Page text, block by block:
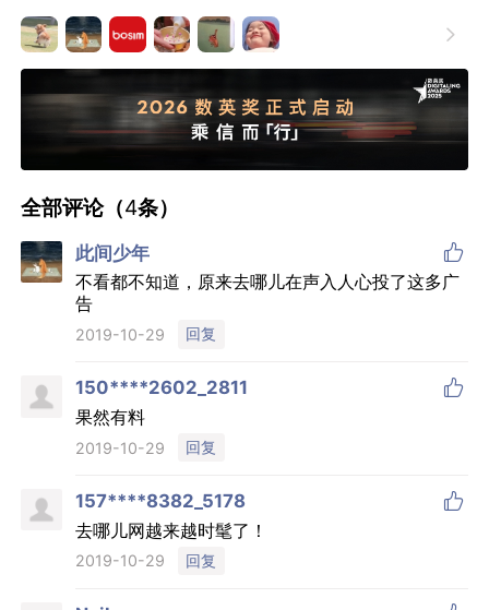

全部评论（4条）
此间少年 
不看都不知道，原来去哪儿在声入人心投了这多广
告
2019-10-29 回复
150****2602_2811 
果然有料
2019-10-29 回复
157****8382_5178 
去哪儿网越来越时髦了！
2019-10-29 回复